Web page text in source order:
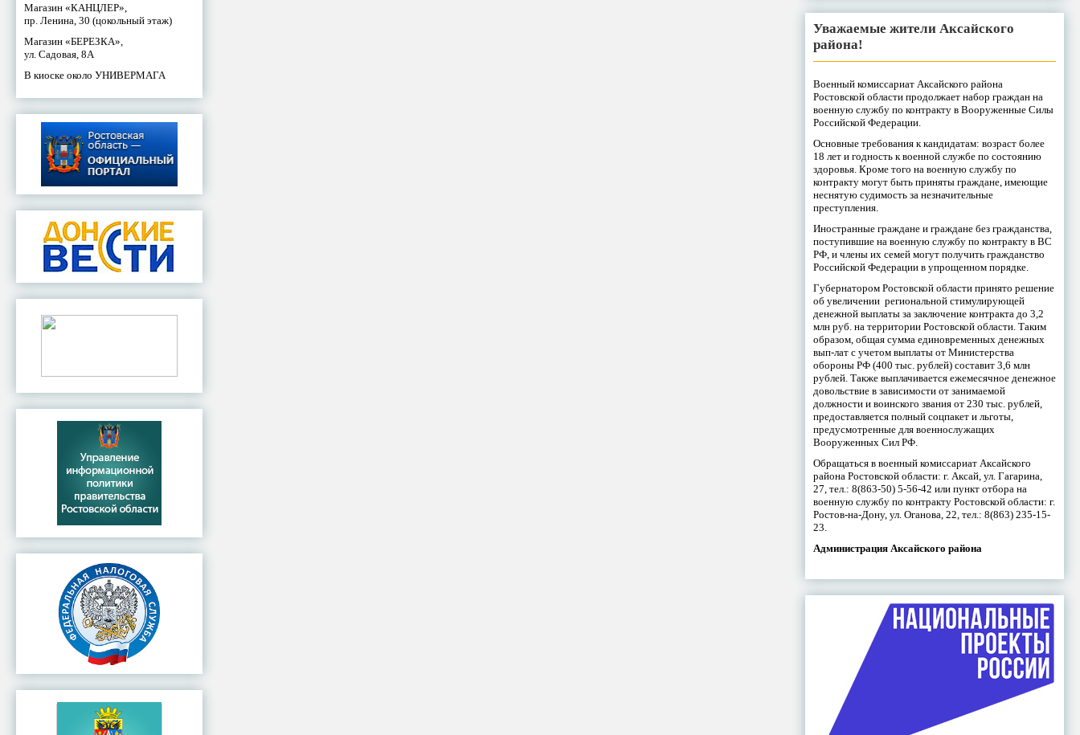
Магазин «КАНЦЛЕР»,
пр. Ленина, 30 (цокольный этаж)
Магазин «БЕРЕЗКА»,
ул. Садовая, 8А
В киоске около УНИВЕРМАГА
Уважаемые жители Аксайского
района!
Военный комиссариат Аксайского района
Ростовской области продолжает набор граждан на
военную службу по контракту в Вооруженные Силы
Российской Федерации.
Основные требования к кандидатам: возраст более
18 лет и годность к военной службе по состоянию
здоровья. Кроме того на военную службу по
контракту могут быть приняты граждане, имеющие
неснятую судимость за незначительные
преступления.
Иностранные граждане и граждане без гражданства,
поступившие на военную службу по контракту в ВС
РФ, и члены их семей могут получить гражданство
Российской Федерации в упрощенном порядке.
Губернатором Ростовской области принято решение
об увеличении региональной стимулирующей
денежной выплаты за заключение контракта до 3,2
млн руб. на территории Ростовской области. Таким
образом, общая сумма единовременных денежных
вып-лат с учетом выплаты от Министерства
обороны РФ (400 тыс. рублей) составит 3,6 млн
рублей. Также выплачивается ежемесячное денежное
довольствие в зависимости от занимаемой
должности и воинского звания от 230 тыс. рублей,
предоставляется полный соцпакет и льготы,
предусмотренные для военнослужащих
Вооруженных Сил РФ.
Обращаться в военный комиссариат Аксайского
района Ростовской области: г. Аксай, ул. Гагарина,
27, тел.: 8(863-50) 5-56-42 или пункт отбора на
военную службу по контракту Ростовской области: г.
Ростов-на-Дону, ул. Оганова, 22, тел.: 8(863) 235-15-
23.
Администрация Аксайского района